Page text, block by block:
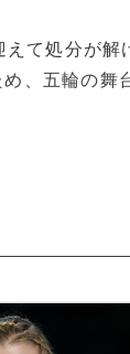
えて処分が
、五輪の舞